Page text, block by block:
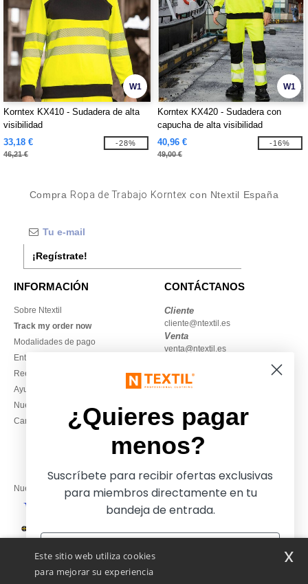
W1
Korntex KX410 - Sudadera de alta
visibilidad
33,18 €
46,21 €
-28%
W1
Korntex KX420 - Sudadera con
capucha de alta visibilidad
40,96 €
49,00 €
-16%
Compra Ropa de Trabajo Korntex con Ntextil España
¡Regístrate!
INFORMACIÓN
Sobre Ntextil
Track my order now
Modalidades de pago
Entrega
Reembolsos / devoluciones
Ayuda & FAQs
Nuestros compromisos
Camisetas locales al por mayor
CONTÁCTANOS
Cliente
cliente@ntextil.es
Venta
venta@ntextil.es
930 410 200
Viernes: 10:00–14:00
Nuestros socios financieros
Este sitio web utiliza cookies
para mejorar su experiencia
x
¿Quieres pagar
menos?
Suscríbete para recibir ofertas exclusivas
para miembros directamente en tu
bandeja de entrada.